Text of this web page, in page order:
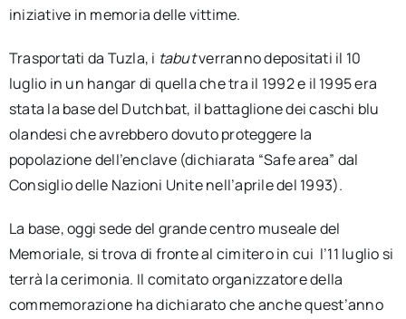
iniziative in memoria delle vittime.
Trasportati da Tuzla, i tabutverranno depositati il 10
luglio in un hangar di quella che tra il 1992 e il 1995 era
stata la base del Dutchbat, il battaglione dei caschi blu
olandesi che avrebbero dovuto proteggere la
popolazione dell’enclave (dichiarata “Safe area” dal
Consiglio delle Nazioni Unite nell’aprile del 1993).
La base, oggi sede del grande centro museale del
Memoriale, si trova di fronte al cimitero in cui l’11 luglio si
terrà la cerimonia. Il comitato organizzatore della
commemorazione ha dichiarato che anche quest’anno